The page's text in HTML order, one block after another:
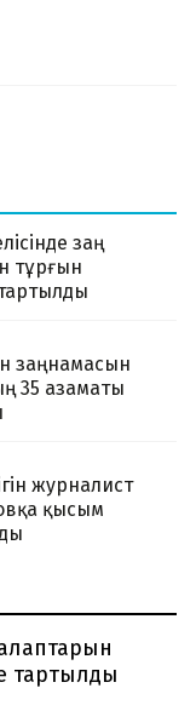
заң
тұрғын
заңнамасын
35 азаматы
журналист
қысым
тартылды